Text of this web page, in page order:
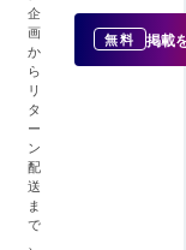
企
画
か
ら
リ
タ
ー
ン
配
送
ま
で
無料 掲載